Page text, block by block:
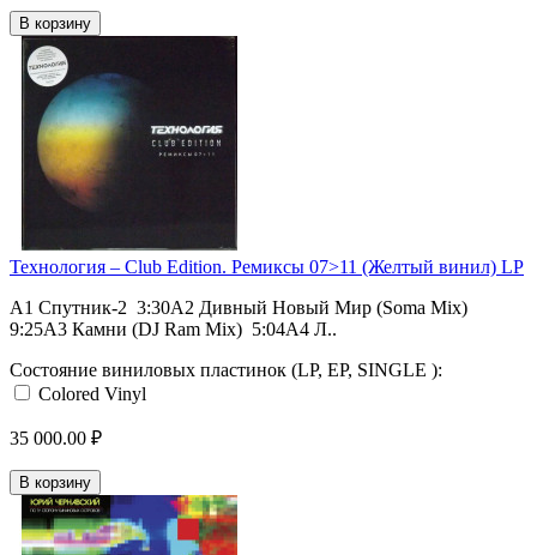
В корзину
Технология ‎– Club Edition. Ремиксы 07>11 (Желтый винил) LP
A1 Спутник-2 3:30A2 Дивный Новый Мир (Soma Mix)
9:25A3 Камни (DJ Ram Mix) 5:04A4 Л..
Состояние виниловых пластинок (LP, EP, SINGLE ):
Colored Vinyl
35 000.00 ₽
В корзину